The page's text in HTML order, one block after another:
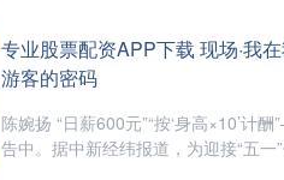
专业股票配资APP下载 现场·我
游客的密码
陈婉扬 “日薪600元”“按‘身高×10’
告中。据中新经纬报道，为迎接“五